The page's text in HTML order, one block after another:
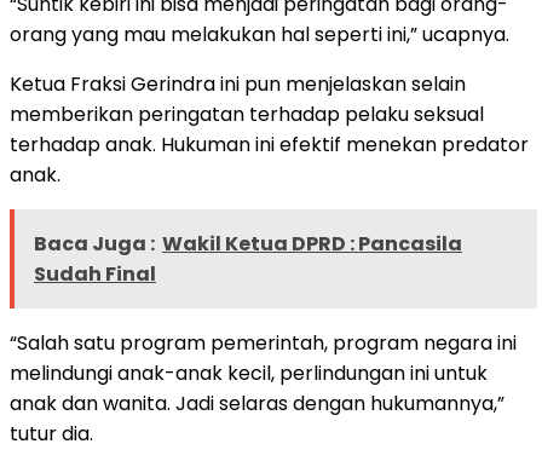
orang yang mau melakukan hal seperti ini,” ucapnya.
Ketua Fraksi Gerindra ini pun menjelaskan selain
memberikan peringatan terhadap pelaku seksual
terhadap anak. Hukuman ini efektif menekan predator
anak.
Baca Juga : Wakil Ketua DPRD : Pancasila
Sudah Final
“Salah satu program pemerintah, program negara ini
melindungi anak-anak kecil, perlindungan ini untuk
anak dan wanita. Jadi selaras dengan hukumannya,”
tutur dia.